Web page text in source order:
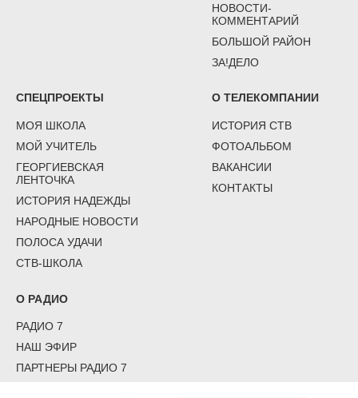
НОВОСТИ-
КОММЕНТАРИЙ
БОЛЬШОЙ РАЙОН
ЗА!ДЕЛО
СПЕЦПРОЕКТЫ
МОЯ ШКОЛА
МОЙ УЧИТЕЛЬ
ГЕОРГИЕВСКАЯ
ЛЕНТОЧКА
ИСТОРИЯ НАДЕЖДЫ
НАРОДНЫЕ НОВОСТИ
ПОЛОСА УДАЧИ
СТВ-ШКОЛА
О ТЕЛЕКОМПАНИИ
ИСТОРИЯ СТВ
ФОТОАЛЬБОМ
ВАКАНСИИ
КОНТАКТЫ
О РАДИО
РАДИО 7
НАШ ЭФИР
ПАРТНЕРЫ РАДИО 7